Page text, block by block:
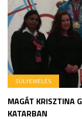
SÚLYEMELÉS
MAGÁT KRISZTINA
KATARBAN